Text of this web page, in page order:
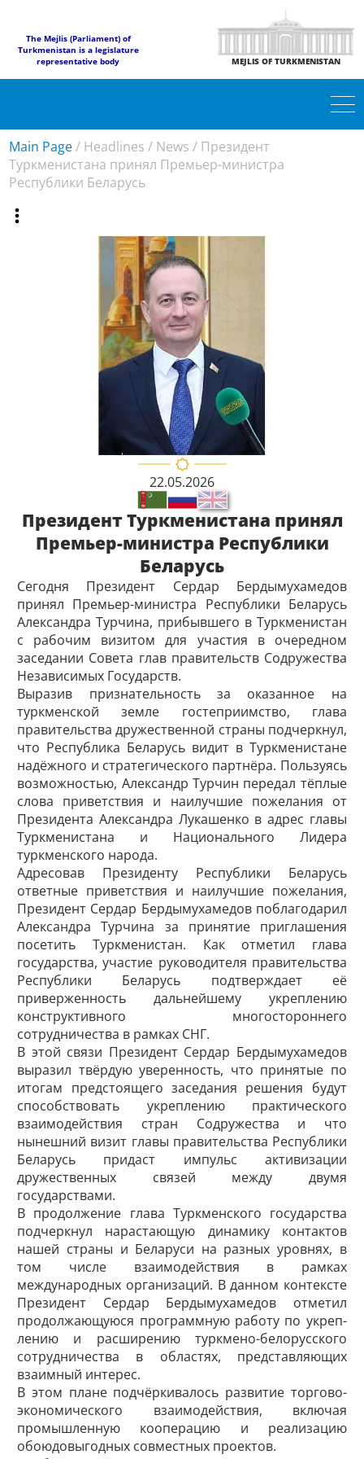
The Mejlis (Parliament) of
Turkmenistan is a legislature
representative body
MEJLIS OF TURKMENISTAN
Main Page/ Headlines / News / Президент
Туркменистана принял Премьер-министра
Республики Беларусь
22.05.2026
Президент Туркменистана принял
Премьер-министра Республики
Беларусь
Сегодня Президент Сердар Бердымухамедов
принял Премьер-министра Республики Беларусь
Александра Турчина, прибывшего в Туркменистан
с рабочим визитом для участия в очередном
заседании Совета глав правительств Содружества
Независимых Государств.
Выразив признательность за оказанное на
туркменской земле гос­теприимство, глава
правительства дружественной страны подчеркнул,
что Республика Беларусь видит в Туркменистане
надёжного и стратегического партнёра. Пользуясь
возможностью, Александр Турчин передал тёплые
слова приветствия и наилучшие пожелания от
Президента Александра Лукашенко в адрес главы
Туркменистана и Национального Лидера
туркменского народа.
Адресовав Президенту Республики Беларусь
ответные приветствия и наилучшие пожелания,
Президент Сердар Бердымухамедов поблагодарил
Александра Турчина за принятие приглашения
посетить Туркменистан. Как отметил глава
государства, участие руководителя правительства
Республики Беларусь подтверждает её
приверженность дальнейшему укреплению
конструктивного многостороннего
сотрудничества в рамках СНГ.
В этой связи Президент Сердар Бердымухамедов
выразил твёрдую уверенность, что принятые по
итогам предстоящего заседания решения будут
способствовать укреплению практического
взаимодействия стран Содружества и что
нынешний визит главы правительства Республики
Беларусь придаст импульс активизации
дружественных связей между двумя
государствами.
В продолжение глава Туркменского государства
подчеркнул нарастающую динамику контактов
нашей страны и Беларуси на разных уровнях, в
том числе взаимодействия в рамках
международных организаций. В данном контексте
Президент Сердар Бердымухамедов отметил
продолжающуюся программную работу по укреп­
лению и расширению туркмено-белорусского
сотрудничества в областях, представляющих
взаимный интерес.
В этом плане подчёркивалось развитие торгово-
экономического взаимодействия, включая
промышленную кооперацию и реализацию
обоюдовыгодных совместных проектов.